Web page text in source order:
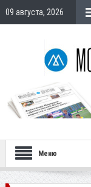
09 августа, 2026
Меню